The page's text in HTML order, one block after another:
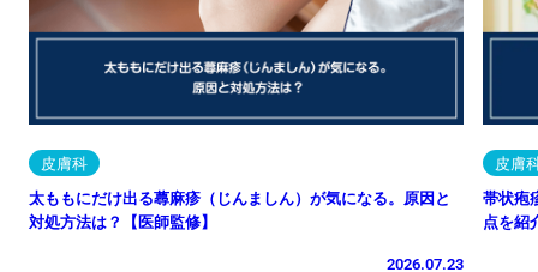
皮膚科
太ももにだけ出る蕁麻疹（じんましん）が気になる。原因と
対処方法は？【医師監修】
2026.07.23
皮膚
帯状疱
点を紹